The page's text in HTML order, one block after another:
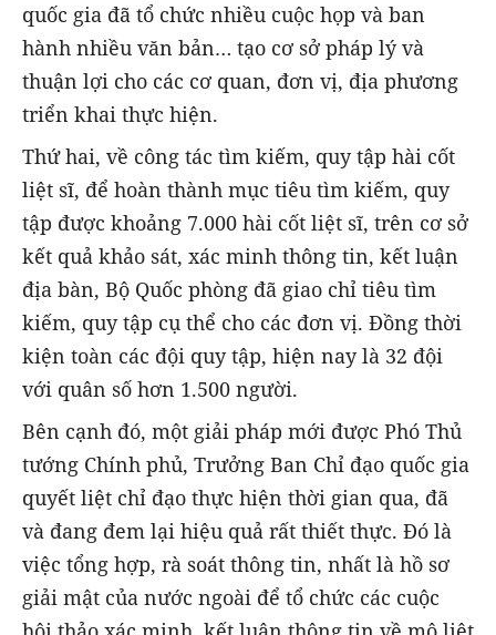
quốc gia đã tổ chức nhiều cuộc họp và ban
hành nhiều văn bản… tạo cơ sở pháp lý và
thuận lợi cho các cơ quan, đơn vị, địa phương
triển khai thực hiện.
Thứ hai, về công tác tìm kiếm, quy tập hài cốt
liệt sĩ, để hoàn thành mục tiêu tìm kiếm, quy
tập được khoảng 7.000 hài cốt liệt sĩ, trên cơ sở
kết quả khảo sát, xác minh thông tin, kết luận
địa bàn, Bộ Quốc phòng đã giao chỉ tiêu tìm
kiếm, quy tập cụ thể cho các đơn vị. Đồng thời
kiện toàn các đội quy tập, hiện nay là 32 đội
với quân số hơn 1.500 người.
Bên cạnh đó, một giải pháp mới được Phó Thủ
tướng Chính phủ, Trưởng Ban Chỉ đạo quốc gia
quyết liệt chỉ đạo thực hiện thời gian qua, đã
và đang đem lại hiệu quả rất thiết thực. Đó là
việc tổng hợp, rà soát thông tin, nhất là hồ sơ
giải mật của nước ngoài để tổ chức các cuộc